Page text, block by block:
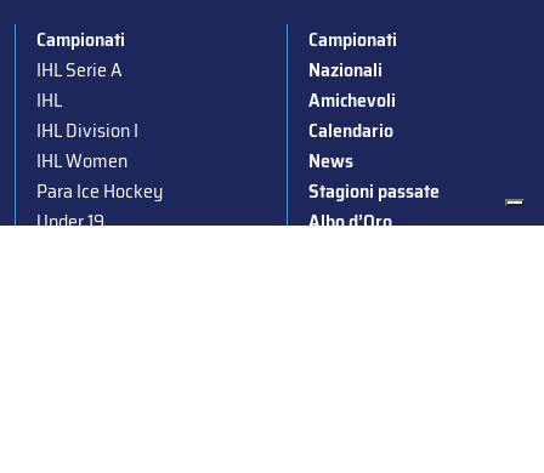
Campionati
IHL Serie A
IHL
IHL Division I
IHL Women
Para Ice Hockey
Under 19
Campionati
Nazionali
Amichevoli
Calendario
News
Stagioni passate
Albo d’Oro